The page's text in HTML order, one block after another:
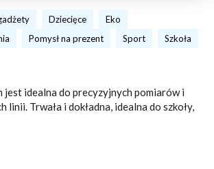
Dziecięce
Eko
Pomysł na prezent Sport Szkoła
jest idealna do precyzyjnych pomiarów i
Trwała i dokładna, idealna do szkoły,